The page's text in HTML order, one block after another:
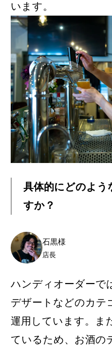
います。
具体的にどのよう
すか？
石黒様
店長
ハンディオーダーで
デザートなどのカテ
運用しています。ま
ているため、お酒の